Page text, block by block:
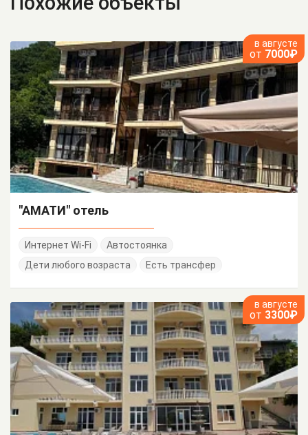
в августе
от 7000₽
"АМАТИ" отель
Интернет Wi-Fi
Автостоянка
Дети любого возраста
Есть трансфер
в августе
от 3300₽